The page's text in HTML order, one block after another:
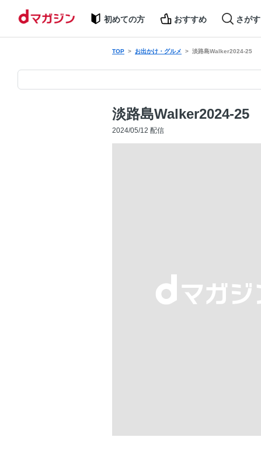
初めての方 おすすめ さがす
TOP お出かけ・グルメ 淡路島Walker2024-25
淡路島Walker2024-25
2024/05/12 配信